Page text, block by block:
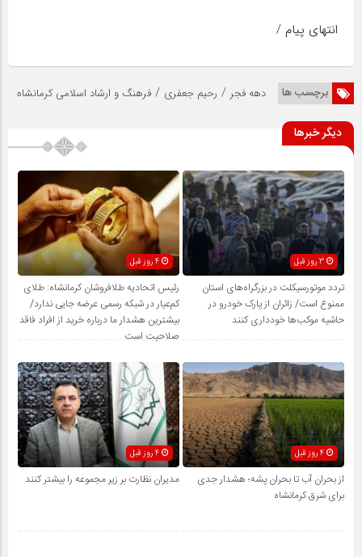
انتهای پیام /
برچسب ها دهه فجر / رحیم جعفری / فرهنگ و ارشاد اسلامی کرمانشاه
دیگر خبرها
3 روز قبل
تردد موتورسیکلت در بزرگراه‌های استان
ممنوع است/ زائران از پارک خودرو در
حاشیه موکب‌ها خودداری کنند
رئیس اتحادیه طلافروشان کرمانشاه: طلای
کم‌عیار در شبکه رسمی عرضه جایی ندارد/
بیشترین هشدار ما درباره خرید از افراد فاقد
صلاحیت است
4 روز قبل
از بحران آب تا بحران پشه؛ هشدار جدی
برای شرق کرمانشاه
مدیران نظارت بر زیر مجموعه را بیشتر کنند